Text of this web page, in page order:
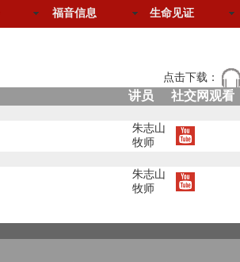
福音信息 生命见证
点击下载：
讲员 社交网观看
朱志山
牧师
朱志山
牧师